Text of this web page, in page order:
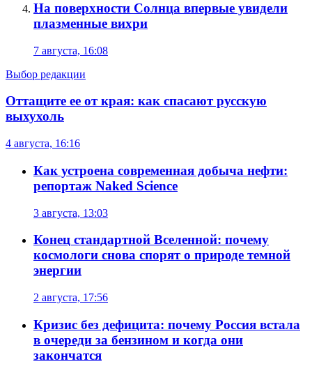
На поверхности Солнца впервые увидели
плазменные вихри
7 августа, 16:08
Выбор редакции
Оттащите ее от края: как спасают русскую
выхухоль
4 августа, 16:16
Как устроена современная добыча нефти:
репортаж Naked Science
3 августа, 13:03
Конец стандартной Вселенной: почему
космологи снова спорят о природе темной
энергии
2 августа, 17:56
Кризис без дефицита: почему Россия встала
в очереди за бензином и когда они
закончатся